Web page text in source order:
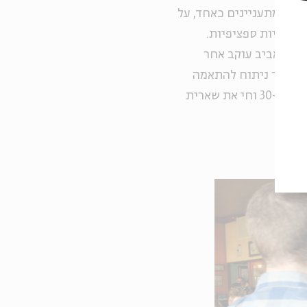
ומתעניינים כאחד, על
ספציפיות.
תל אביב עוקב אחר
שעבר ניתוח להתאמה
מגדרית בברלין בתחילת המאה ה-20, עלה לארץ בסוף שנות ה-30 וחי את שארית